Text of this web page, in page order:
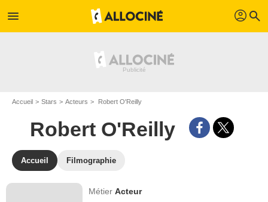
menu profil search
Accueil Stars Acteurs Robert O'Reilly
Robert O'Reilly
Accueil Filmographie
MétierActeur